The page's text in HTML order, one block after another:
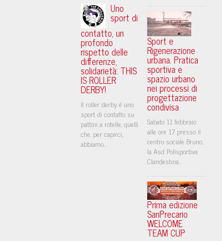
Uno
sport di
contatto, un
profondo
rispetto delle
differenze,
solidarietà: THIS
IS ROLLER
DERBY!
Il roller derby é uno
sport di contatto su
pattini a rotelle; quelli
che, per capirci,
abbiamo...
Sport e
Rigenerazione
urbana. Pratica
sportiva e
spazio urbano
nei processi di
progettazione
condivisa
Sabato 11 febbraio
alle ore 17 presso il
centro sociale Bruno,
la Asd Polisportiva
Clandestina...
Prima edizione
SanPrecario
WELCOME
TEAM CUP